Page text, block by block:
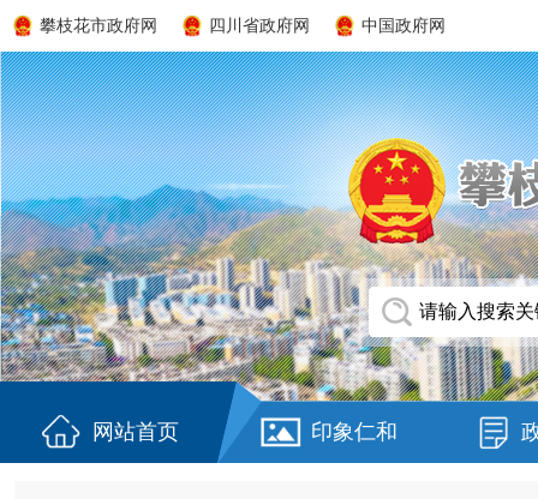
攀枝花市政府网 四川省政府网 中国政府网
网站首页 印象仁和